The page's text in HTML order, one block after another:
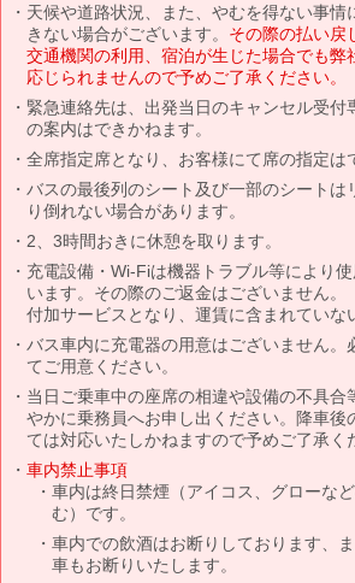
天候や道路状況、また、やむを得ない事情
きない場合がございます。 その際の払い戻
交通機関の利用、宿泊が生じた場合でも弊
応じられませんので予めご了承ください。
緊急連絡先は、出発当日のキャンセル受付
の案内はできかねます。
全席指定席となり、お客様にて席の指定は
バスの最後列のシート及び一部のシートは
り倒れない場合があります。
2、3時間おきに休憩を取ります。
充電設備・Wi-Fiは機器トラブル等により
います。その際のご返金はございません。
付加サービスとなり、運賃に含まれていな
バス車内に充電器の用意はございません。
てご用意ください。
当日ご乗車中の座席の相違や設備の不具合
やかに乗務員へお申し出ください。降車後
ては対応いたしかねますので予めご了承く
車内禁止事項
車内は終日禁煙（アイコス、グローな
む）です。
車内での飲酒はお断りしております、
車もお断りいたします。